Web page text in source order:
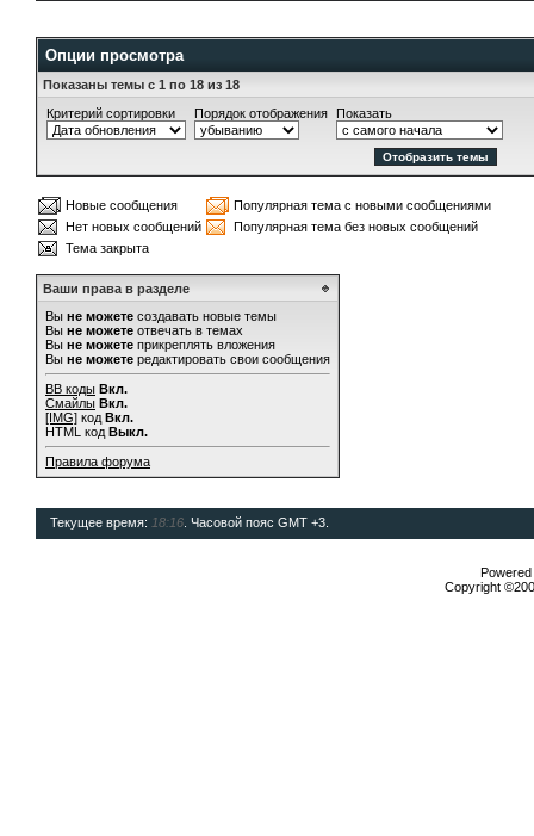
Опции просмотра
Показаны темы с 1 по 18 из 18
Критерий сортировки
Порядок отображения Показать
Новые сообщения
Популярная тема с новыми сообщениями
Нет новых сообщений
Популярная тема без новых сообщений
Тема закрыта
Ваши права в разделе
Вы не можете создавать новые темы
Вы не можете отвечать в темах
Вы не можете прикреплять вложения
Вы не можете редактировать свои сообщения
BB коды Вкл.
Смайлы Вкл.
[IMG] код Вкл.
HTML код Выкл.
Правила форума
Текущее время: 18:16 . Часовой пояс GMT +3.
Copyright